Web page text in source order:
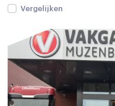
LED koplampen
Lichtmetalen velgen
Lichtmetalen velgen
Lichtmetalen velgen
Vergelijken